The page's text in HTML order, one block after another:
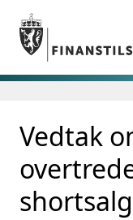
Gå til
Gå til søkesiden
nettstedet
Tilsyn
Aktuelt
Vedtak
shortsalg